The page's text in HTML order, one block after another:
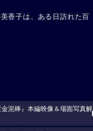
香子は、ある日訪れた百
泥棒』本編映像＆場面写真解